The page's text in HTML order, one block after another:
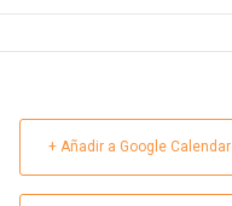
+ Añadir a Google Calendar